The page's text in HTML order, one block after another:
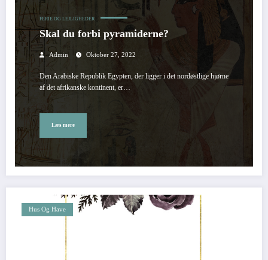
FERIE OG LEJLIGHEDER
Skal du forbi pyramiderne?
Admin Oktober 27, 2022
Den Arabiske Republik Egypten, der ligger i det nordøstlige hjørne
af det afrikanske kontinent, er…
Læs mere
Hus Og Have